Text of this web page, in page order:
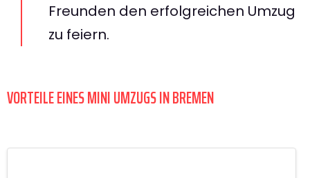
Freunden den erfolgreichen Umzug
zu feiern.
VORTEILE EINES MINI UMZUGS IN BREMEN